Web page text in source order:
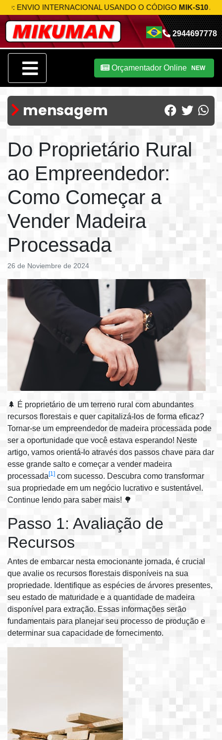
INTERNACIONAL USANDO O CÓDIGOMIK-S10
2944697778
Orçamentador Online NEW
mensagem
Do Proprietário Rural
ao Empreendedor:
Como Começar a
Vender Madeira
Processada
26 de Noviembre de 2024
🌲 É proprietário de um terreno rural com abundantes
recursos florestais e quer capitalizá-los de forma eficaz?
Tornar-se um empreendedor de madeira processada pode
ser a oportunidade que você estava esperando! Neste
artigo, vamos orientá-lo através dos passos chave para dar
esse grande salto e começar a vender madeira
processada[1] com sucesso. Descubra como transformar
sua propriedade em um negócio lucrativo e sustentável.
Continue lendo para saber mais! 🌳
Passo 1: Avaliação de
Recursos
Antes de embarcar nesta emocionante jornada, é crucial
que avalie os recursos florestais disponíveis na sua
propriedade. Identifique as espécies de árvores presentes,
seu estado de maturidade e a quantidade de madeira
disponível para extração. Essas informações serão
fundamentais para planejar seu processo de produção e
determinar sua capacidade de fornecimento.